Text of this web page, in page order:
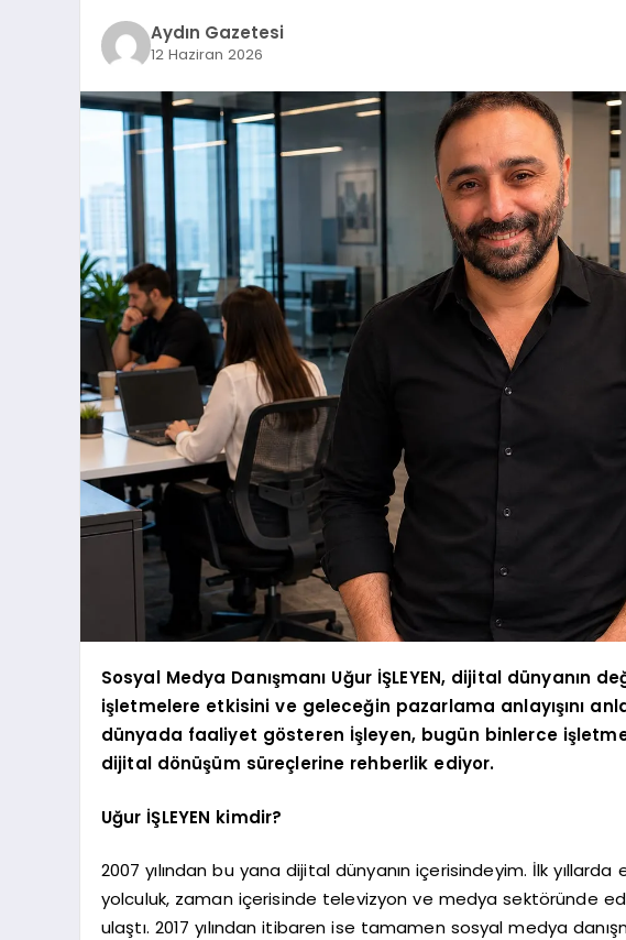
Aydın Gazetesi
12 Haziran 2026
Sosyal Medya Danışmanı Uğur İŞLEYEN, dijital dünyanın
işletmelere etkisini ve geleceğin pazarlama anlayışını
dünyada faaliyet gösteren İşleyen, bugün binlerce
dijital dönüşüm süreçlerine rehberlik ediyor.
Uğur İŞLEYEN kimdir?
2007 yılından bu yana dijital dünyanın içerisindeyim. İlk
yolculuk, zaman içerisinde televizyon ve medya sektöründe
ulaştı. 2017 yılından itibaren ise tamamen sosyal medya